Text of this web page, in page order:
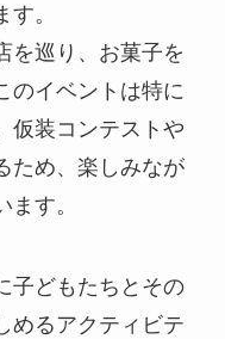
。
を巡り、お菓子を
のイベントは特に
仮装コンテストや
ため、楽しみなが
す。
子どもたちとその
めるアクティビテ